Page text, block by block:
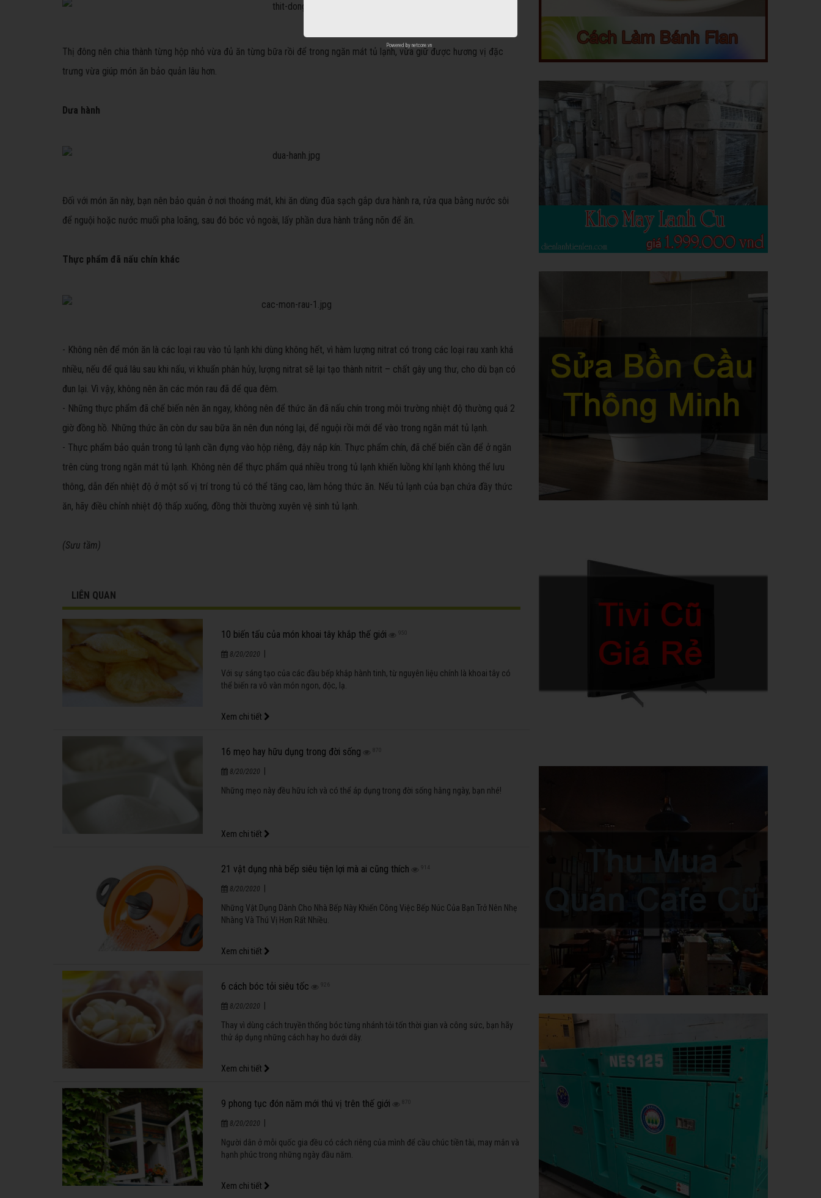
Thị đông nên chia thành từng hộp nhỏ vừa đủ ăn từng bữa rồi để trong ngăn mát tủ lạnh, vừa giữ được hương vị đặc
trưng vừa giúp món ăn bảo quản lâu hơn.
Dưa hành
Đối với món ăn này, bạn nên bảo quản ở nơi thoáng mát, khi ăn dùng đũa sạch gắp dưa hành ra, rửa qua bằng nước sôi
để nguội hoặc nước muối pha loãng, sau đó bóc vỏ ngoài, lấy phần dưa hành trắng nõn để ăn.
Thực phẩm đã nấu chín khác
- Không nên để món ăn là các loại rau vào tủ lạnh khi dùng không hết, vì hàm lượng nitrat có trong các loại rau xanh khá
nhiều, nếu để quá lâu sau khi nấu, vi khuẩn phân hủy, lượng nitrat sẽ lại tạo thành nitrit – chất gây ung thư, cho dù bạn có
đun lại. Vì vậy, không nên ăn các món rau đã để qua đêm.
- Những thực phẩm đã chế biến nên ăn ngay, không nên để thức ăn đã nấu chín trong môi trường nhiệt độ thường quá 2
giờ đồng hồ. Những thức ăn còn dư sau bữa ăn nên đun nóng lại, để nguội rồi mới để vào trong ngăn mát tủ lạnh.
- Thực phẩm bảo quản trong tủ lạnh cần đựng vào hộp riêng, đậy nắp kín. Thực phẩm chín, đã chế biến cần để ở ngăn
trên cùng trong ngăn mát tủ lạnh. Không nên để thực phẩm quá nhiều trong tủ lạnh khiến luồng khí lạnh không thể lưu
thông, dẫn đến nhiệt độ ở một số vị trí trong tủ có thể tăng cao, làm hỏng thức ăn. Nếu tủ lạnh của bạn chứa đầy thức
ăn, hãy điều chỉnh nhiệt độ thấp xuống, đồng thời thường xuyên vệ sinh tủ lạnh.
(Sưu tầm)
LIÊN QUAN
10 biến tấu của món khoai tây khắp thế giới 950
8/20/2020
Với sự sáng tạo của các đầu bếp khắp hành tinh, từ nguyên liệu chính là khoai tây có
thể biến ra vô vàn món ngon, độc, lạ.
Xem chi tiết
16 mẹo hay hữu dụng trong đời sống 870
8/20/2020
Những mẹo này đều hữu ích và có thể áp dụng trong đời sống hằng ngày, bạn nhé!
Xem chi tiết
21 vật dụng nhà bếp siêu tiện lợi mà ai cũng thích 914
8/20/2020
Những Vật Dụng Dành Cho Nhà Bếp Này Khiến Công Việc Bếp Núc Của Bạn Trở Nên Nhẹ
Nhàng Và Thú Vị Hơn Rất Nhiều.
Xem chi tiết
6 cách bóc tỏi siêu tốc 926
8/20/2020
Thay vì dùng cách truyền thống bóc từng nhánh tỏi tốn thời gian và công sức, bạn hãy
thử áp dụng những cách hay ho dưới dây.
Xem chi tiết
9 phong tục đón năm mới thú vị trên thế giới 870
8/20/2020
Người dân ở mỗi quốc gia đều có cách riêng của mình để cầu chúc tiền tài, may mắn và
hạnh phúc trong những ngày đầu năm.
Xem chi tiết
Powered by netcore.vn